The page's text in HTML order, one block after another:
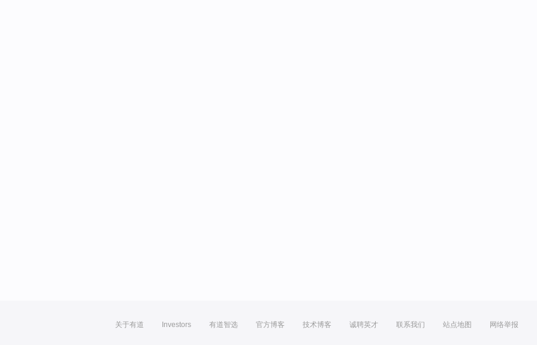
关于有道 Investors 有道智选 官方博客 技术博客 诚聘英才 联系我们 站点地图 网络举报